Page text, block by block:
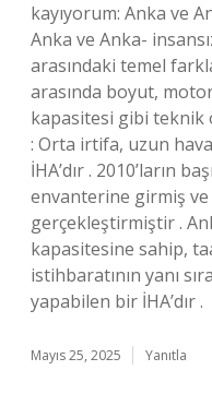
kayıyorum: Anka ve
Anka ve Anka-
arasındaki temel
arasında boyut,
kapasitesi gibi teknik
: Orta irtifa, uzun
İHA’dır . 2010’ların
envanterine girmiş ve
gerçekleştirmiştir .
kapasitesine sahip,
istihbaratının yanı
yapabilen bir İHA’dır .
Mayıs 25, 2025 Yanıtla